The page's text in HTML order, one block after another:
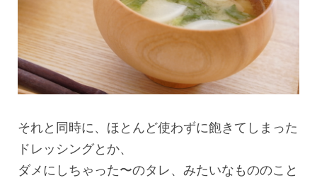
それと同時に、ほとんど使わずに飽きてしまった
ドレッシングとか、
ダメにしちゃった〜のタレ、みたいなもののこと